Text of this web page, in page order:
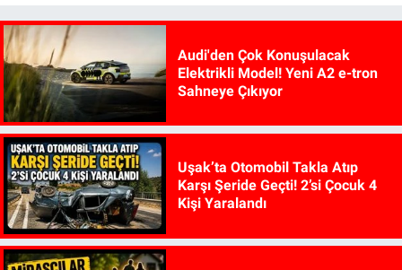
Audi'den Çok Konuşulacak
Elektrikli Model! Yeni A2 e-tron
Sahneye Çıkıyor
Uşak’ta Otomobil Takla Atıp
Karşı Şeride Geçti! 2’si Çocuk 4
Kişi Yaralandı